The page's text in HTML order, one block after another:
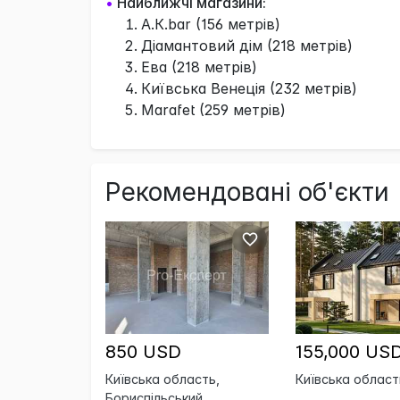
А.К.bar (156 метрів)
Діамантовий дім (218 метрів)
Ева (218 метрів)
Київська Венеція (232 метрів)
Marafet (259 метрів)
Рекомендовані об'єкти
850 USD
Київська область,
155,000
Київська